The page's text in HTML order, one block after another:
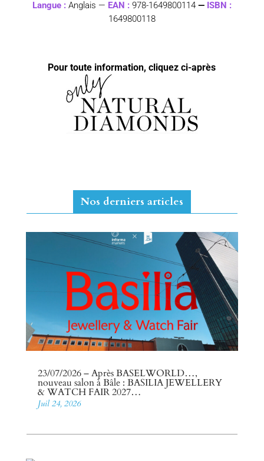
Langue : Anglais — EAN : 978-1649800114— ISBN :
1649800118
Pour toute information, cliquez ci-après
Nos derniers articles
23/07/2026 – Après BASELWORLD…,
nouveau salon à Bâle : BASILIA JEWELLERY
& WATCH FAIR 2027…
Juil 24, 2026